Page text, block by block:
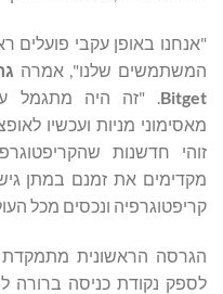
"אנחנו באופן עקבי פועלים
המשתמשים שלנו", אמרה
Bitget. "זה היה מתגמל
מאסימוני מניות ועכשיו
זוהי חדשנות
מקדימים את זמנם במתן
קריפטוגרפיה ונכסים מכל
הגרסה הראשונית מתמקדת
לספק נקודת כניסה ברורה